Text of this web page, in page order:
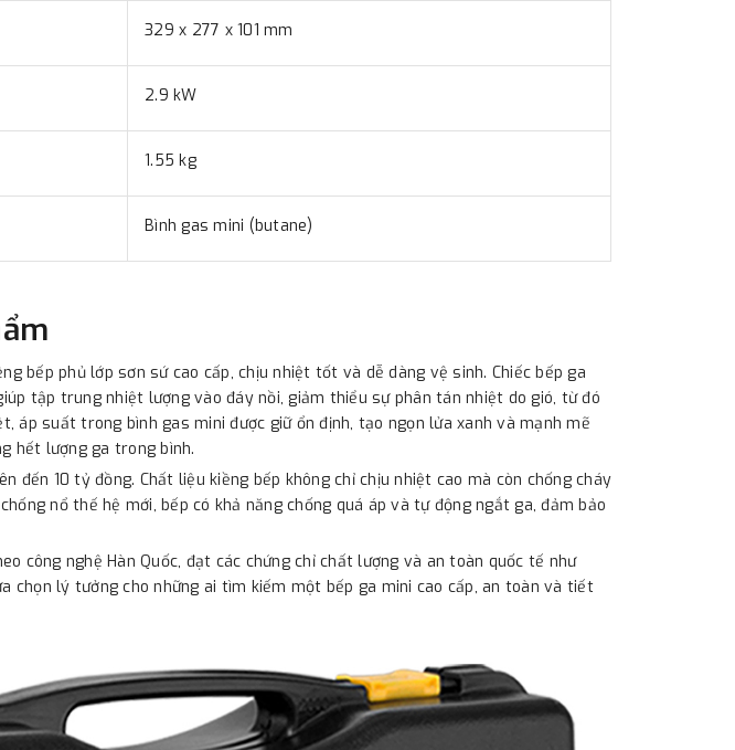
329 x 277 x 101 mm
2.9 kW
1.55 kg
Bình gas mini (butane)
bếp phủ lớp sơn sứ cao cấp, chịu nhiệt tốt và dễ dàng vệ sinh. Chiếc bếp ga
tập trung nhiệt lượng vào đáy nồi, giảm thiểu sự phân tán nhiệt do gió, từ đó
áp suất trong bình gas mini được giữ ổn định, tạo ngọn lửa xanh và mạnh mẽ
hết lượng ga trong bình.
đến 10 tỷ đồng. Chất liệu kiềng bếp không chỉ chịu nhiệt cao mà còn chống cháy
nổ thế hệ mới, bếp có khả năng chống quá áp và tự động ngắt ga, đảm bảo
công nghệ Hàn Quốc, đạt các chứng chỉ chất lượng và an toàn quốc tế như
lựa chọn lý tưởng cho những ai tìm kiếm một bếp ga mini cao cấp, an toàn và tiết